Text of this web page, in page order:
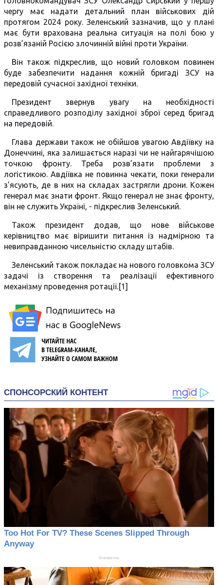
чергу має надати детальний план військових дій
протягом 2024 року. Зеленський зазначив, що у плані
має бути врахована реальна ситуація на полі бою у
розв’язаній Росією злочинній війні проти України.
Він також підкреслив, що новий головком повинен
буде забезпечити надання кожній бригаді ЗСУ на
передовій сучасної західної техніки.
Президент звернув увагу на необхідності
справедливого розподілу західної зброї серед бригад
на передовій.
Глава держави також не обійшов увагою Авдіївку на
Донеччині, яка залишається наразі чи не найгарячішою
точкою фронту. Треба розв’язати проблеми з
логістикою. Авдіївка не повинна чекати, поки генерали
з’ясують, де в них на складах застрягли дрони. Кожен
генерал має знати фронт. Якщо генерал не знає фронту,
він не служить Україні, - підкреслив Зеленський.
Також президент додав, що нове військове
керівництво має віришити питання із надмірною та
невиправданною чисельністю складу штабів.
Зеленський також покладає на нового головкома ЗСУ
задачі із створення та реалізації ефективного
механізму проведення ротації.[1]